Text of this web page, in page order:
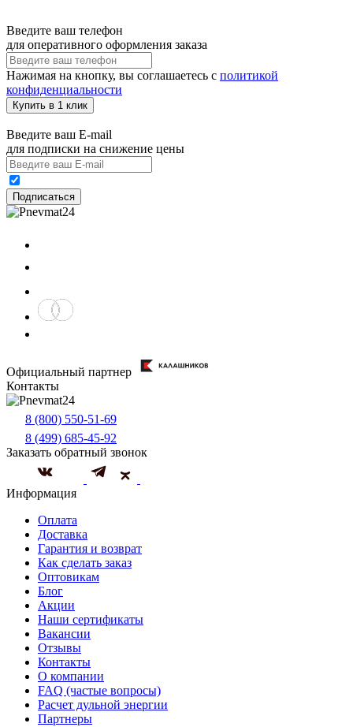
Введите ваш телефон
для оперативного оформления заказа
Нажимая на кнопку, вы соглашаетесь с политикой
конфиденциальности
Купить в 1 клик
Введите ваш E-mail
для подписки на снижение цены
Подписаться
Официальный партнер
Контакты
8 (800) 550-51-69
8 (499) 685-45-92
Заказать обратный звонок
Информация
Оплата
Доставка
Гарантия и возврат
Как сделать заказ
Оптовикам
Блог
Акции
Наши сертификаты
Вакансии
Отзывы
Контакты
О компании
FAQ (частые вопросы)
Расчет дульной энергии
Партнеры